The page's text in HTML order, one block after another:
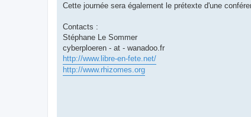
Cette journée sera également le prétexte d'une
Contacts :
Stéphane Le Sommer
cyberploeren - at - wanadoo.fr
http://www.libre-en-fete.net/
http://www.rhizomes.org